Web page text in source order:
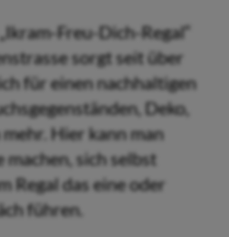
Freu-Dich-Regal“
sorgt seit über
für einen nachhaltigen
Deko,
Hier kann man
machen, sich selbst
Regal das eine oder
führen.